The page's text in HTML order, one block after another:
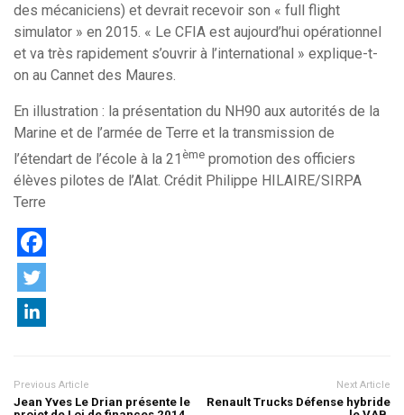
des mécaniciens) et devrait recevoir son « full flight
simulator » en 2015. « Le CFIA est aujourd’hui opérationnel
et va très rapidement s’ouvrir à l’international » explique-t-
on au Cannet des Maures.
En illustration : la présentation du NH90 aux autorités de la
Marine et de l’armée de Terre et la transmission de
l’étendart de l’école à la 21 ème promotion des officiers
élèves pilotes de l’Alat. Crédit Philippe HILAIRE/SIRPA
Terre
Previous Article
Jean Yves Le Drian présente le
Next Article
Renault Trucks Défense hybride